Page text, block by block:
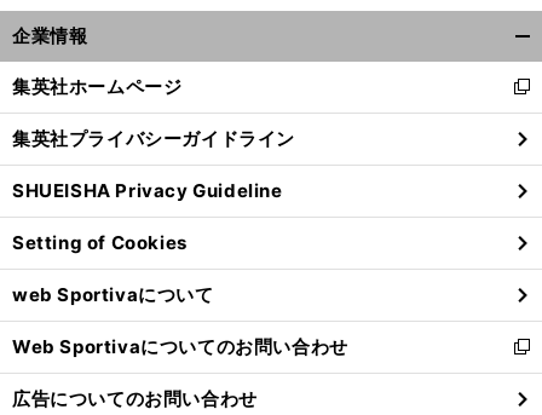
企業情報
閉
る
集英社ホームページ
新
し
い
ウ
ィ
ン
ド
ウ
で
開
く
集英社プライバシーガイドライン
SHUEISHA Privacy Guideline
Setting of Cookies
web Sportivaについて
Web Sportivaについてのお問い合わせ
新
し
い
広告についてのお問い合わせ